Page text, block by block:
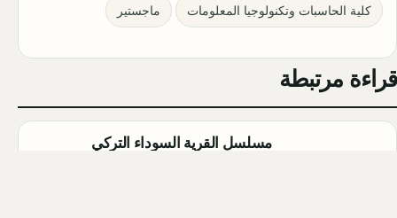
كلية الحاسبات وتكنولوجيا المعلومات ماجستير
قراءة مرتبطة
مسلسل القرية السوداء التركي